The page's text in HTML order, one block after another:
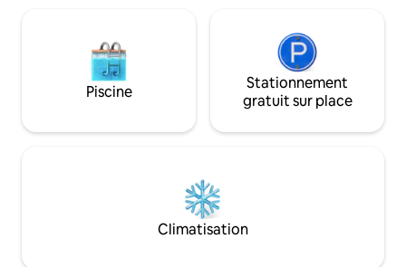
Piscine
Stationnement
gratuit sur place
Climatisation